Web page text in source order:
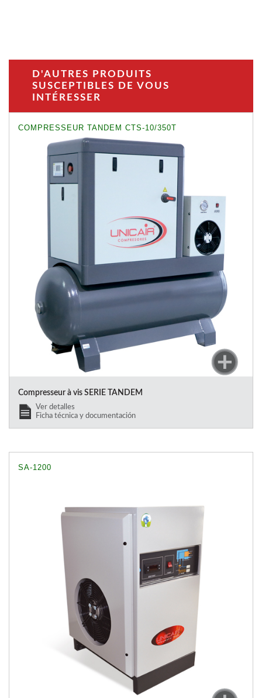
D'AUTRES PRODUITS
SUSCEPTIBLES DE VOUS
INTÉRESSER
COMPRESSEUR TANDEM CTS-10/350T
Compresseur à vis SERIE TANDEM
Ver detalles
Ficha técnica y documentación
SA-1200